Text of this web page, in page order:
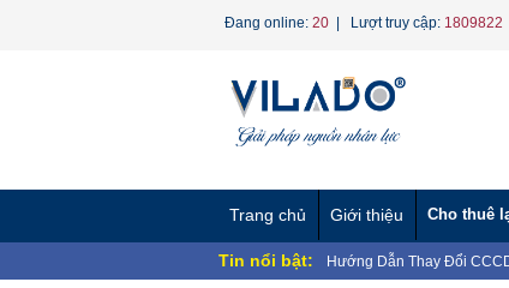
Đang online: 20 | Lượt truy cập: 1809822
Trang chủ Giới thiệu Cho thuê
Tin nổi bật:
Hướng Dẫn Thay Đổi